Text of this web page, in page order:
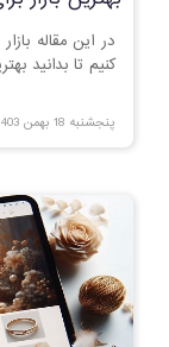
در این مقاله
کنیم تا بدانید
پنجشنبه 18 بهمن 1403